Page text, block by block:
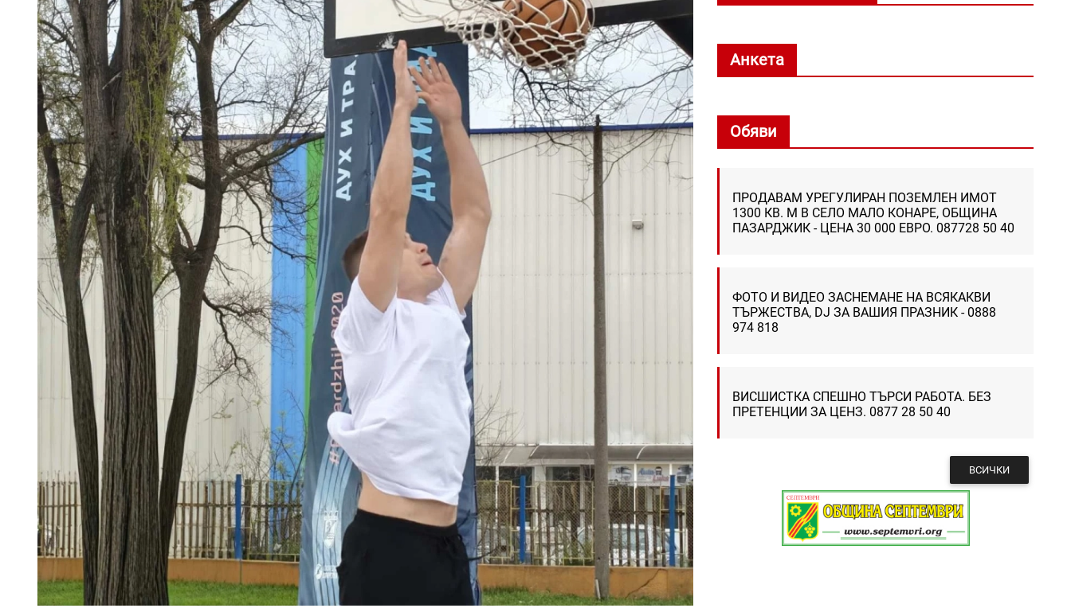
Анкета
Обяви
ПРОДАВАМ УРЕГУЛИРАН ПОЗЕМЛЕН ИМОТ
1300 КВ. М В СЕЛО МАЛО КОНАРЕ, ОБЩИНА
ПАЗАРДЖИК - ЦЕНА 30 000 ЕВРО. 087728 50 40
ФОТО И ВИДЕО ЗАСНЕМАНЕ НА ВСЯКАКВИ
ТЪРЖЕСТВА, DJ ЗА ВАШИЯ ПРАЗНИК - 0888
974 818
ВИСШИСТКА СПЕШНО ТЪРСИ РАБОТА. БЕЗ
ПРЕТЕНЦИИ ЗА ЦЕНЗ. 0877 28 50 40
ВСИЧКИ